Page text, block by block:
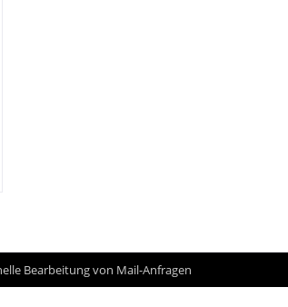
Bearbeitung von Mail-Anfragen